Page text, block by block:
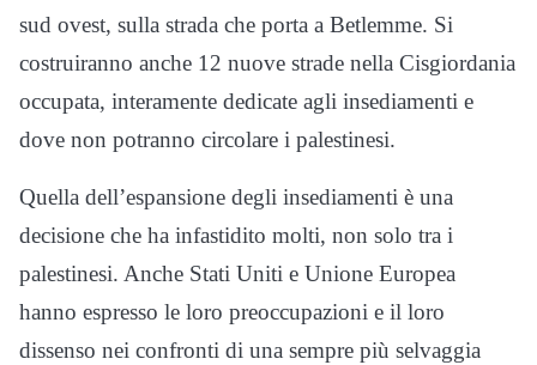
sud ovest, sulla strada che porta a Betlemme. Si
costruiranno anche 12 nuove strade nella Cisgiordania
occupata, interamente dedicate agli insediamenti e
dove non potranno circolare i palestinesi.
Quella dell’espansione degli insediamenti è una
decisione che ha infastidito molti, non solo tra i
palestinesi. Anche Stati Uniti e Unione Europea
hanno espresso le loro preoccupazioni e il loro
dissenso nei confronti di una sempre più selvaggia